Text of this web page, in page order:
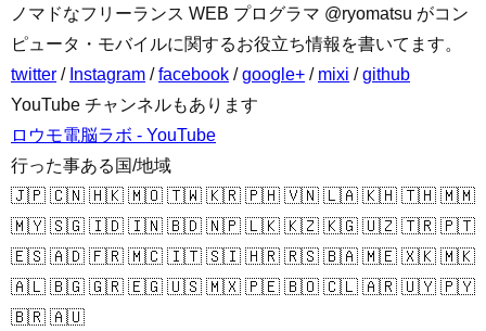
ノマドなフリーランス WEB プログラマ @ryomatsu がコン
ピュータ・モバイルに関するお役立ち情報を書いてます。
twitter / Instagram /facebook /google+ / mixi /github
YouTube チャンネルもあります
ロウモ電脳ラボ - YouTube
行った事ある国/地域
🇯🇵 🇨🇳 🇭🇰 🇲🇴 🇹🇼 🇰🇷 🇵🇭 🇻🇳 🇱🇦 🇰🇭 🇹🇭 🇲🇲
🇲🇾 🇸🇬 🇮🇩 🇮🇳 🇧🇩 🇳🇵 🇱🇰 🇰🇿 🇰🇬 🇺🇿 🇹🇷 🇵🇹
🇪🇸 🇦🇩 🇫🇷 🇲🇨 🇮🇹 🇸🇮 🇭🇷 🇷🇸 🇧🇦 🇲🇪 🇽🇰 🇲🇰
🇦🇱 🇧🇬 🇬🇷 🇪🇬 🇺🇸 🇲🇽 🇵🇪 🇧🇴 🇨🇱 🇦🇷 🇺🇾 🇵🇾
🇧🇷 🇦🇺